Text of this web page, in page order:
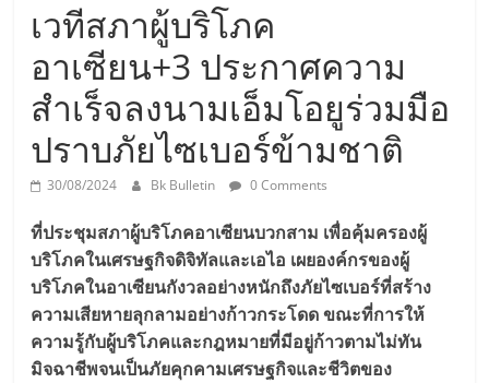
เวทีสภาผู้บริโภค
อาเซียน+3 ประกาศความ
สำเร็จลงนามเอ็มโอยูร่วมมือ
ปราบภัยไซเบอร์ข้ามชาติ
30/08/2024 Bk Bulletin 0 Comments
ที่ประชุมสภาผู้บริโภคอาเซียนบวกสาม เพื่อคุ้มครองผู้
บริโภคในเศรษฐกิจดิจิทัลและเอไอ เผยองค์กรของผู้
บริโภคในอาเซียนกังวลอย่างหนักถึงภัยไซเบอร์ที่สร้าง
ความเสียหายลุกลามอย่างก้าวกระโดด ขณะที่การให้
ความรู้กับผู้บริโภคและกฎหมายที่มีอยู่ก้าวตามไม่ทัน
มิจฉาชีพจนเป็นภัยคุกคามเศรษฐกิจและชีวิตของ